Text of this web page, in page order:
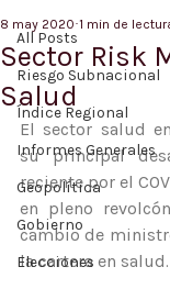
All Posts
Riesgo Subnacional
Índice Regional
Informes Generales
Geopolítica
Gobierno
Elecciones
Sector Risk
Salud
8 may 2020 1 min de
El sector salud
su principal
reciente por el
en pleno
cambio de
la cartera en salud.